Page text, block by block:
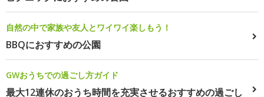
自然の中で家族や友人とワイワイ楽しもう！
BBQにおすすめの公園
GWおうちでの過ごし方ガイド
最大12連休のおうち時間を充実させるおすすめの過ごし